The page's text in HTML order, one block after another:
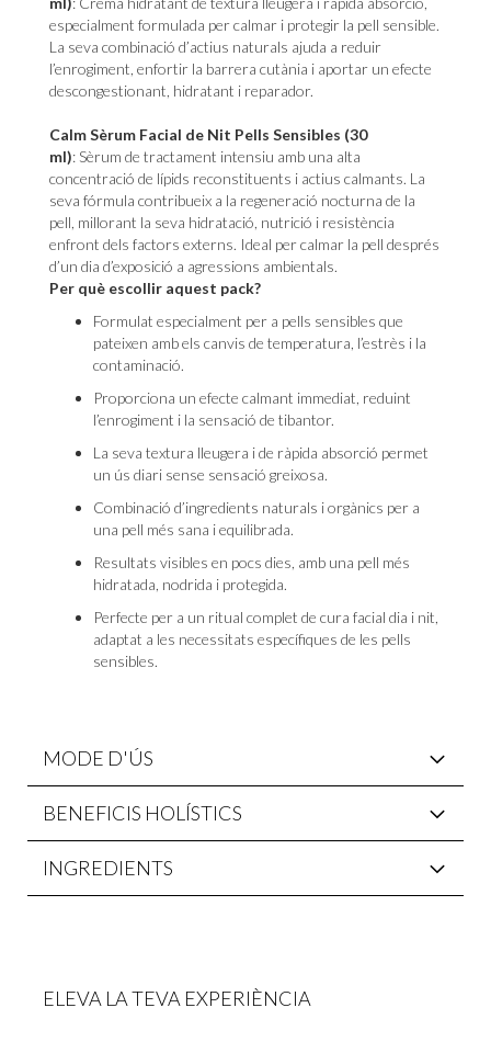
especialment formulada per calmar i protegir la pell sensible.
La seva combinació d’actius naturals ajuda a reduir
l’enrogiment, enfortir la barrera cutània i aportar un efecte
descongestionant, hidratant i reparador.
Calm Sèrum Facial de Nit Pells Sensibles (30
ml): Sèrum de tractament intensiu amb una alta
concentració de lípids reconstituents i actius calmants. La
seva fórmula contribueix a la regeneració nocturna de la
pell, millorant la seva hidratació, nutrició i resistència
enfront dels factors externs. Ideal per calmar la pell després
d’un dia d’exposició a agressions ambientals.
Per què escollir aquest pack?
Formulat especialment per a pells sensibles que
pateixen amb els canvis de temperatura, l’estrès i la
contaminació.
Proporciona un efecte calmant immediat, reduint
l’enrogiment i la sensació de tibantor.
La seva textura lleugera i de ràpida absorció permet
un ús diari sense sensació greixosa.
Combinació d’ingredients naturals i orgànics per a
una pell més sana i equilibrada.
Resultats visibles en pocs dies, amb una pell més
hidratada, nodrida i protegida.
Perfecte per a un ritual complet de cura facial dia i nit,
adaptat a les necessitats específiques de les pells
sensibles.
MODE D'ÚS
BENEFICIS HOLÍSTICS
INGREDIENTS
ELEVA LA TEVA EXPERIÈNCIA